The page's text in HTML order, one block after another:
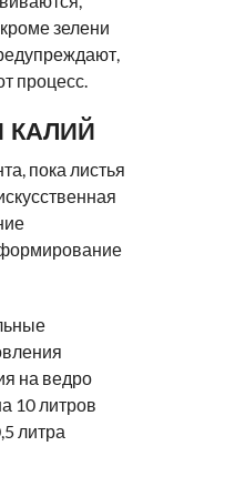
зелени
процесс.
КАЛИЙ
пока листья
на ведро
10 литров
литра